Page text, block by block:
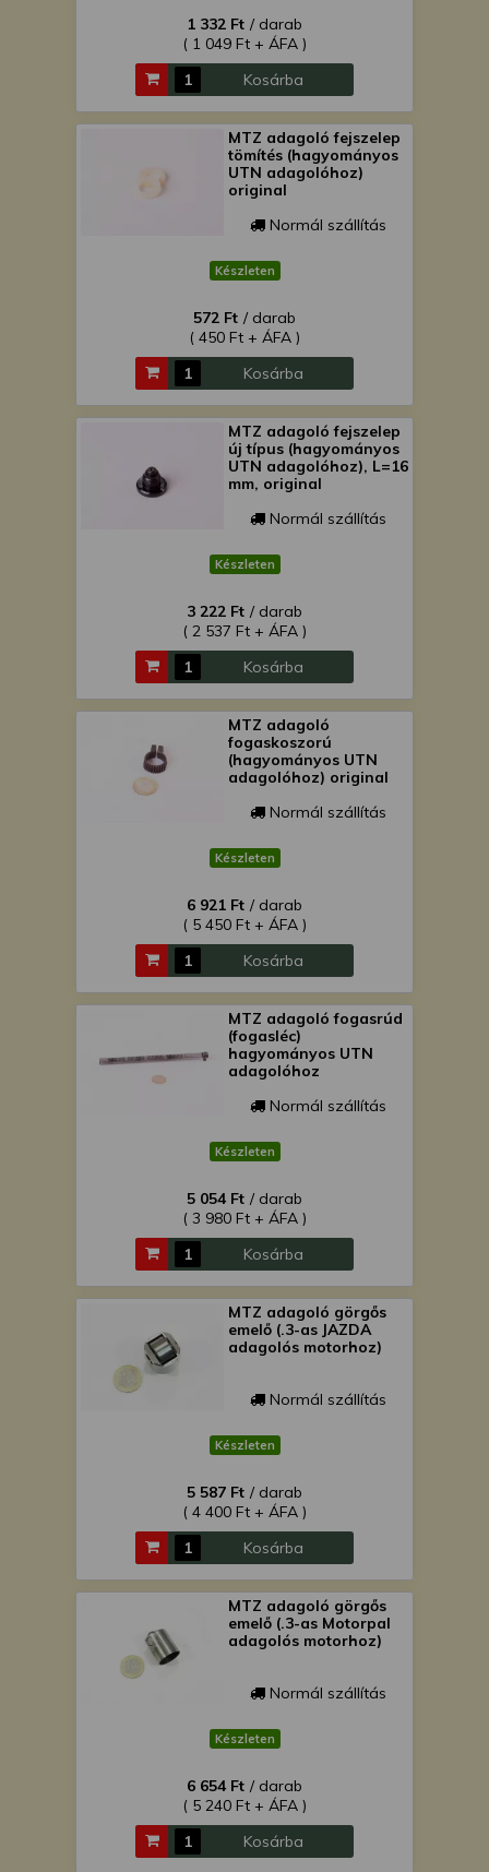
1 332 Ft / darab
( 1 049 Ft + ÁFA )
Kosárba
MTZ adagoló fejszelep
tömítés (hagyományos
UTN adagolóhoz)
original
Normál szállítás
Készleten
572 Ft / darab
( 450 Ft + ÁFA )
Kosárba
MTZ adagoló fejszelep
új típus (hagyományos
UTN adagolóhoz), L=16
mm, original
Normál szállítás
Készleten
3 222 Ft / darab
( 2 537 Ft + ÁFA )
Kosárba
MTZ adagoló
fogaskoszorú
(hagyományos UTN
adagolóhoz) original
Normál szállítás
Készleten
6 921 Ft / darab
( 5 450 Ft + ÁFA )
Kosárba
MTZ adagoló fogasrúd
(fogasléc)
hagyományos UTN
adagolóhoz
Normál szállítás
Készleten
5 054 Ft / darab
( 3 980 Ft + ÁFA )
Kosárba
MTZ adagoló görgős
emelő (.3-as JAZDA
adagolós motorhoz)
Normál szállítás
Készleten
5 587 Ft / darab
( 4 400 Ft + ÁFA )
Kosárba
MTZ adagoló görgős
emelő (.3-as Motorpal
adagolós motorhoz)
Normál szállítás
Készleten
6 654 Ft / darab
( 5 240 Ft + ÁFA )
Kosárba